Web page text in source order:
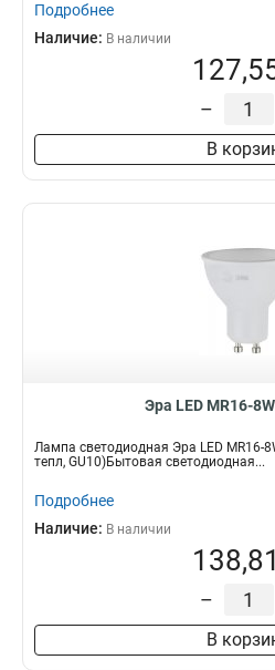
Подробнее
Наличие: В наличии
–
В
Эра LED MR16-
Лампа светодиодная Эра LED MR16-
тепл, GU10)Бытовая светодиодная...
Подробнее
Наличие: В наличии
–
В